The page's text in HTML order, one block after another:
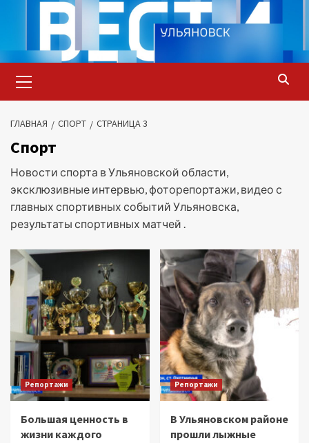
содержимому
меню
ГЛАВНАЯ СПОРТ СТРАНИЦА 3
Спорт
Новости спорта в Ульяновской области,
эксклюзивные интервью, фоторепортажи, видео с
главных спортивных событий Ульяновска,
результаты спортивных матчей .
Репортажи
Большая ценность в
жизни каждого
Репортажи
В Ульяновском районе
прошли лыжные